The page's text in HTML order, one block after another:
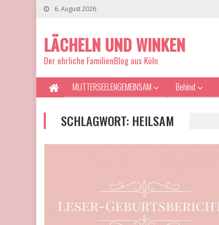
6. August 2026
LÄCHELN UND WINKEN
Der ehrliche FamilienBlog aus Köln
MUTTERSEELENGEMEINSAM Behind
SCHLAGWORT: HEILSAM